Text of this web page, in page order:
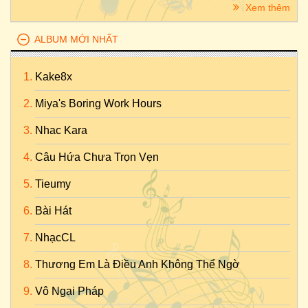
Xem thêm
ALBUM MỚI NHẤT
Kake8x
Miya's Boring Work Hours
Nhac Kara
Câu Hứa Chưa Trọn Vẹn
Tieumy
Bài Hát
NhạcCL
Thương Em Là Điều Anh Không Thể Ngờ
Vô Ngại Pháp